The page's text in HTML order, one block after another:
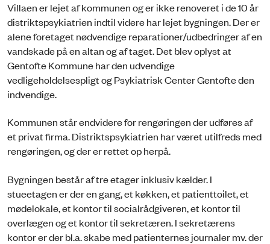
Villaen er lejet af kommunen og er ikke renoveret i de 10 år
distriktspsykiatrien indtil videre har lejet bygningen. Der er
alene foretaget nødvendige reparationer/udbedringer af en
vandskade på en altan og af taget. Det blev oplyst at
Gentofte Kommune har den udvendige
vedligeholdelsespligt og Psykiatrisk Center Gentofte den
indvendige.
Kommunen står endvidere for rengøringen der udføres af
et privat firma. Distriktspsykiatrien har været utilfreds med
rengøringen, og der er rettet op herpå.
Bygningen består af tre etager inklusiv kælder. I
stueetagen er der en gang, et køkken, et patienttoilet, et
mødelokale, et kontor til socialrådgiveren, et kontor til
overlægen og et kontor til sekretæren. I sekretærens
kontor er der bl.a. skabe med patienternes journaler mv. der